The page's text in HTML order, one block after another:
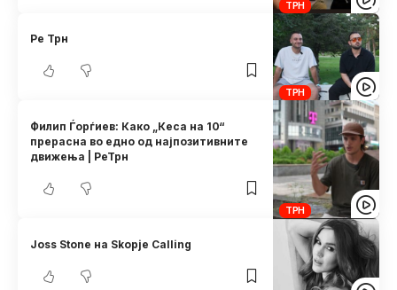
ТРН
ТРН
Ре Трн
ТРН
Филип Ѓорѓиев: Како „Кеса на 10“
прерасна во едно од најпозитивните
движења | РеТрн
Joss Stone на Skopje Calling